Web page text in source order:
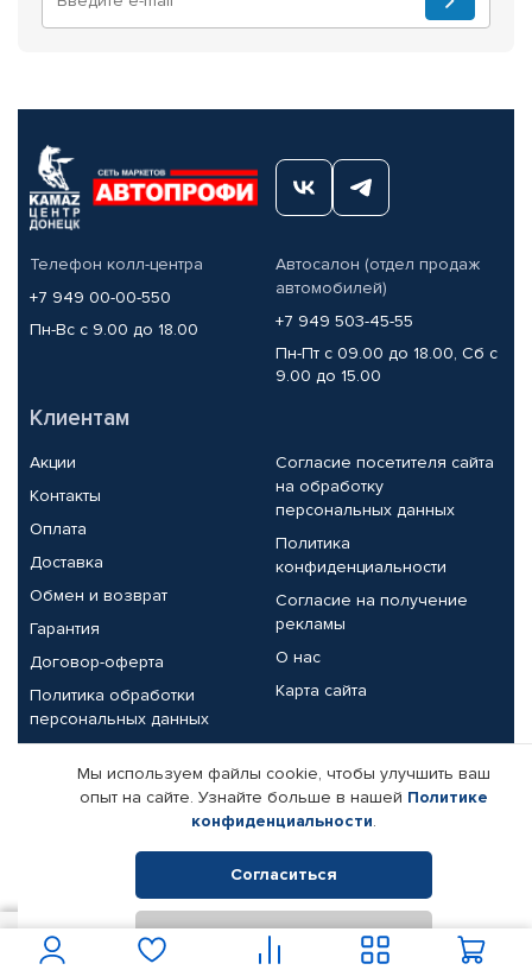
Телефон колл-центра
+7 949 00-00-550
Пн-Вс с 9.00 до 18.00
Автосалон (отдел продаж
автомобилей)
+7 949 503-45-55
Пн-Пт с 09.00 до 18.00, Сб с
9.00 до 15.00
Клиентам
Акции
Контакты
Оплата
Доставка
Обмен и возврат
Гарантия
Договор-оферта
Политика обработки
персональных данных
Согласие посетителя сайта
на обработку
персональных данных
Политика
конфиденциальности
Согласие на получение
рекламы
О нас
Карта сайта
Партнерам
Корпоративным клиентам
Поставщикам
Реквизиты компании
© КАМАЗ ЦЕНТР ДОНЕЦК, 2015-2026. Все права защищены.
Интернет-магазин автомобильных товаров Автопрофи.
Мы используем файлы cookie, чтобы улучшить ваш
опыт на сайте. Узнайте больше в нашей Политике
конфиденциальности.
Согласиться
Отклонить
В корзину